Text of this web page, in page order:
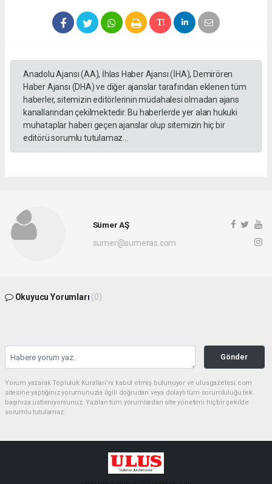
Anadolu Ajansı (AA), İhlas Haber Ajansı (İHA), Demirören
Haber Ajansı (DHA) ve diğer ajanslar tarafından eklenen tüm
haberler, sitemizin editörlerinin müdahalesi olmadan ajans
kanallarından çekilmektedir. Bu haberlerde yer alan hukuki
muhataplar haberi geçen ajanslar olup sitemizin hiç bir
editörü sorumlu tutulamaz...
Sümer AŞ
sumer@sumeras.com
Okuyucu Yorumları (0)
Gönder
Yorum yazarak Topluluk Kuralları’nı kabul etmiş bulunuyor ve ulusgazetesi.com
sitesine yaptığınız yorumunuzla ilgili doğrudan veya dolaylı tüm sorumluluğu tek
başınıza üstleniyorsunuz. Yazılan tüm yorumlardan site yönetimi hiçbir şekilde
sorumlu tutulamaz.